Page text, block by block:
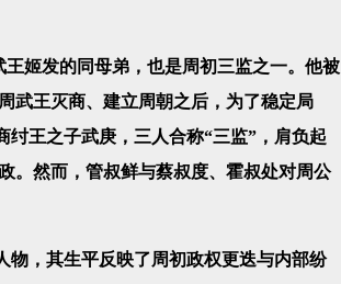
姬发的同母弟，也是周初三监之一。他被
武王灭商、建立周朝之后，为了稳定局
王之子武庚，三人合称“三监”，肩负起
。然而，管叔鲜与蔡叔度、霍叔处对周公
，其生平反映了周初政权更迭与内部纷